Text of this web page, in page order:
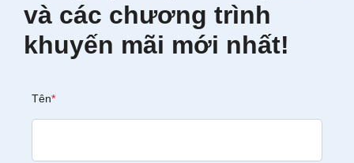
và các chương trình
khuyến mãi mới nhất!
Tên*